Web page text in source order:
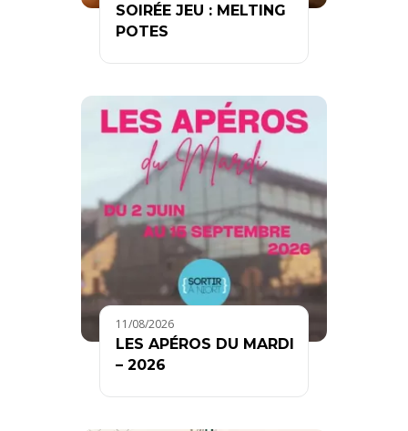
SOIRÉE JEU : MELTING
POTES
11/08/2026
LES APÉROS DU MARDI
– 2026